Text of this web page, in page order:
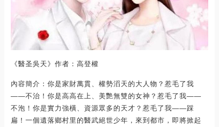
《醫圣吳天》作者：高登權
內容簡介：你是家財萬貫、權勢滔天的大人物？惹毛了我
——不治！你是高高在上、美艷無雙的女神？惹毛了我——
不泡！你是實力強橫、資源眾多的天才？惹毛了我——踩
扁！一個遺落鄉村里的醫武絕世少年，來到都市，即將掀起